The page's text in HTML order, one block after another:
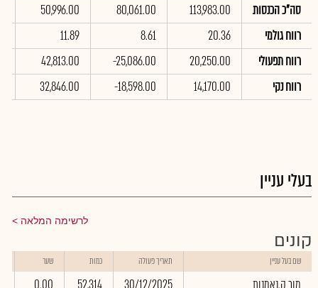
סה"כ הכנסות
113,983.00
80,061.00
50,996.00
רווח גולמי
20.36
8.61
11.89
רווח תפעולי
20,250.00
-25,086.00
42,813.00
רווח נקי
14,170.00
-18,598.00
32,846.00
בעלי עניין
לרשימה המלאה
קונים
שם בעל עניין תאריך פעולה כמות שער